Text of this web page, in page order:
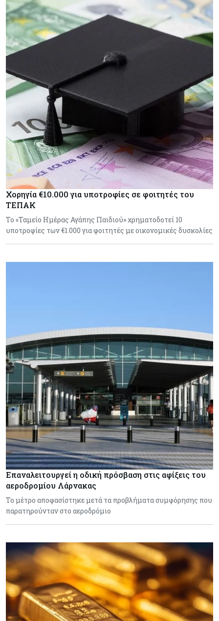
Χορηγία €10.000 για υποτροφίες σε φοιτητές του
ΤΕΠΑΚ
Το «Ταμείο Ημέρας Αγάπης Παιδιού» χρηματοδοτεί 10
υποτροφίες των €1.000 για φοιτητές με οικονομικές δυσκολίες
Επαναλειτουργεί η οδική πρόσβαση στις αφίξεις του
αεροδρομίου Λάρνακας
Το μέτρο αποφασίστηκε μετά τα προβλήματα συμφόρησης που
παρατηρούνταν στο αεροδρόμιο